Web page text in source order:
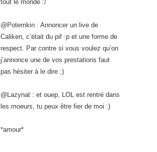
tout le monde :/
@Potemkin : Annoncer un live de
Caliken, c’était du pif :p et une forme de
respect. Par contre si vous voulez qu’on
j’annonce une de vos prestations faut
pas hésiter à le dire ;)
@Lazynat : et ouep, LOL est rentré dans
les moeurs, tu peux être fier de moi :)
*amour*